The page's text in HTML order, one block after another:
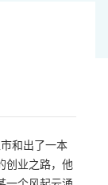
和出了一本
创业之路，他